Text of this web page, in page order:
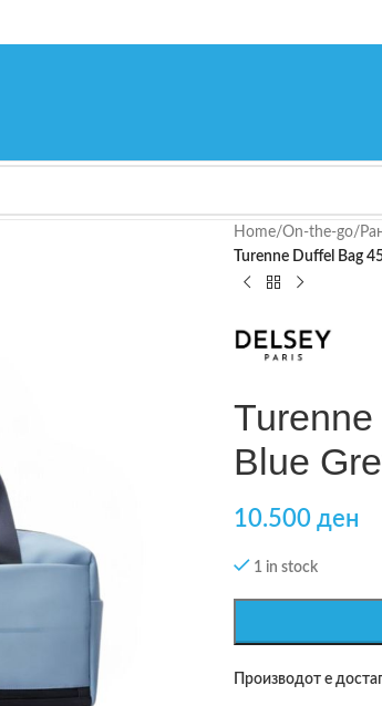
Home/On-the-go/
Turenne Duffel Bag
Blue
10.500 ден
1 in stock
Производот е